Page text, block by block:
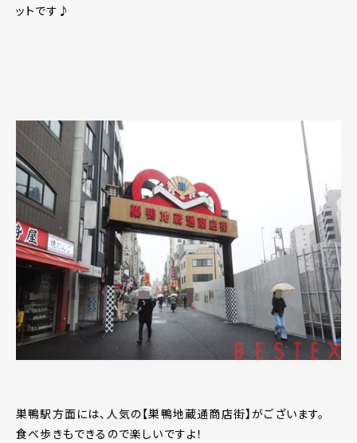
ットです♪
巣鴨駅方面には、人気の【巣鴨地蔵通商店街】がございます。
食べ歩きもできるので楽しいですよ！